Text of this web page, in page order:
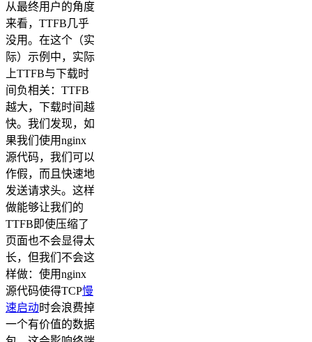
从最终用户的角度
来看，TTFB几乎
没用。在这个（实
际）示例中，实际
上TTFB与下载时
间负相关：TTFB
越大，下载时间越
快。我们发现，如
果我们使用nginx
源代码，我们可以
作假，而且快速地
发送请求头。这样
做能够让我们的
TTFB即使压缩了
页面也不会显得太
长，但我们不会这
样做：使用nginx
源代码使得TCP慢
速启动时会浪费掉
一个有价值的数据